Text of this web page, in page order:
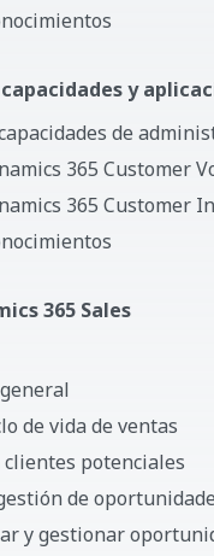
y
de
365 Customer
365 Customer
365 Sales
de vida de ventas
potenciales
de
y gestionar